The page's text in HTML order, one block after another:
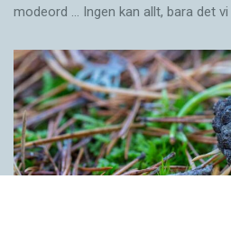
modeord … Ingen kan allt, bara det